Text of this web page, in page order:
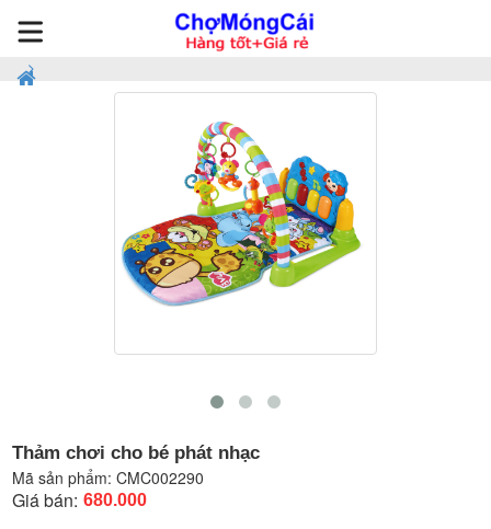
Thảm chơi cho bé phát nhạc
Mã sản phẩm:CMC002290
Giá bán: 680.000